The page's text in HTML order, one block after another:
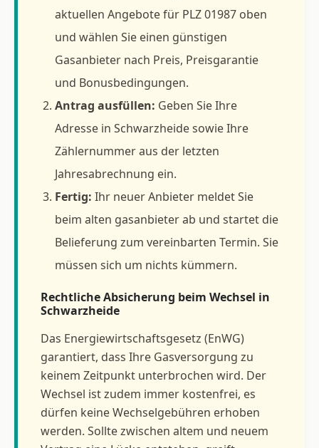
aktuellen Angebote für PLZ 01987 oben
und wählen Sie einen günstigen
Gasanbieter nach Preis, Preisgarantie
und Bonusbedingungen.
Antrag ausfüllen: Geben Sie Ihre
Adresse in Schwarzheide sowie Ihre
Zählernummer aus der letzten
Jahresabrechnung ein.
Fertig: Ihr neuer Anbieter meldet Sie
beim alten gasanbieter ab und startet die
Belieferung zum vereinbarten Termin. Sie
müssen sich um nichts kümmern.
Rechtliche Absicherung beim Wechsel in
Schwarzheide
Das Energiewirtschaftsgesetz (EnWG)
garantiert, dass Ihre Gasversorgung zu
keinem Zeitpunkt unterbrochen wird. Der
Wechsel ist zudem immer kostenfrei, es
dürfen keine Wechselgebühren erhoben
werden. Sollte zwischen altem und neuem